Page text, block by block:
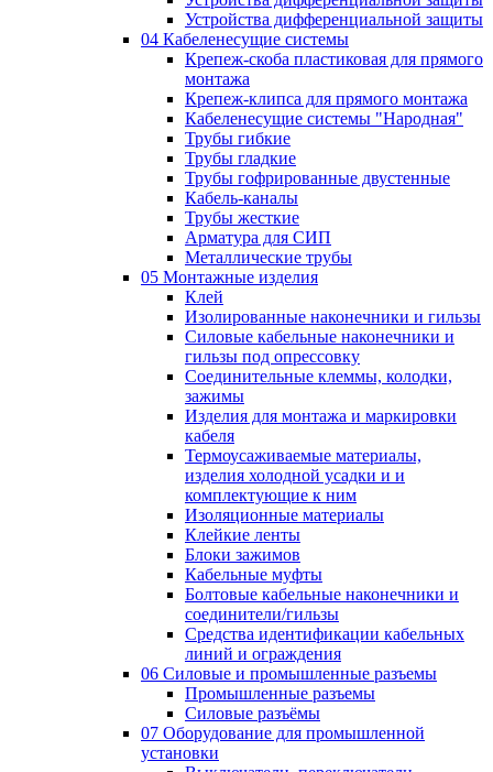
Устройства дифференциальной защиты
04 Кабеленесущие системы
Крепеж-скоба пластиковая для прямого
монтажа
Крепеж-клипса для прямого монтажа
Кабеленесущие системы "Народная"
Трубы гибкие
Трубы гладкие
Трубы гофрированные двустенные
Кабель-каналы
Трубы жесткие
Арматура для СИП
Металлические трубы
05 Монтажные изделия
Клей
Изолированные наконечники и гильзы
Силовые кабельные наконечники и
гильзы под опрессовку
Соединительные клеммы, колодки,
зажимы
Изделия для монтажа и маркировки
кабеля
Термоусаживаемые материалы,
изделия холодной усадки и и
комплектующие к ним
Изоляционные материалы
Клейкие ленты
Блоки зажимов
Кабельные муфты
Болтовые кабельные наконечники и
соединители/гильзы
Средства идентификации кабельных
линий и ограждения
06 Силовые и промышленные разъемы
Промышленные разъемы
Силовые разъёмы
07 Оборудование для промышленной
установки